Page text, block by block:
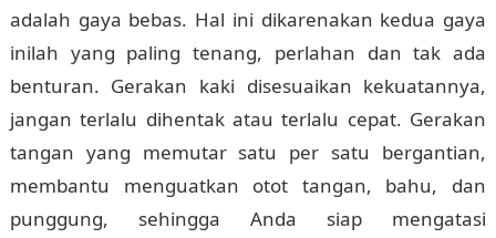
adalah gaya bebas. Hal ini dikarenakan kedua gaya
inilah yang paling tenang, perlahan dan tak ada
benturan. Gerakan kaki disesuaikan kekuatannya,
jangan terlalu dihentak atau terlalu cepat. Gerakan
tangan yang memutar satu per satu bergantian,
membantu menguatkan otot tangan, bahu, dan
punggung, sehingga Anda siap mengatasi